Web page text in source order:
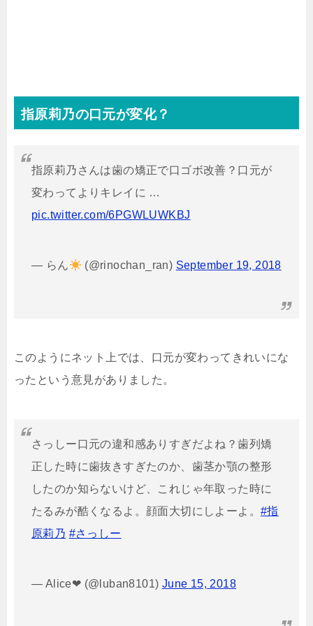
指原莉乃の口元が変化？
指原莉乃さんは歯の矯正で口ゴボ改善？口元が
変わってよりキレイに …
pic.twitter.com/6PGWLUWKBJ
— らん (@rinochan_ran) September 19, 2018
このようにネット上では、口元が変わってきれいにな
ったという意見がありました。
さっしー口元の違和感ありすぎだよね？歯列矯
正した時に歯抜きすぎたのか、歯茎か顎の整形
したのか知らないけど、これじゃ年取った時に
たるみが酷くなるよ。顔面大切にしよーよ。 #指
原莉乃 #さっしー
— Alice❤︎ (@luban8101) June 15, 2018